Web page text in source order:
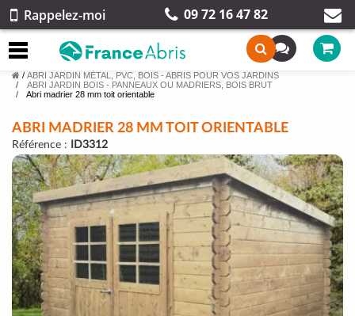
Rappelez-moi 09 72 16 47 82
/ ABRI JARDIN MÉTAL, PVC, BOIS - ABRIS POUR VOS JARDINS
ABRI JARDIN BOIS - PANNEAUX OU MADRIERS, BOIS BRUT
Abri madrier 28 mm toit orientable
ABRI MADRIER 28 MM TOIT ORIENTABLE
Référence : ID3312